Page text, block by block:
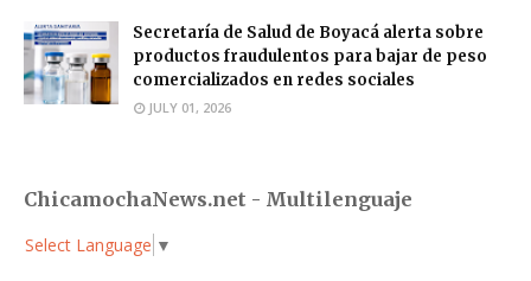
Secretaría de Salud de Boyacá alerta sobre
productos fraudulentos para bajar de peso
comercializados en redes sociales
JULY 01, 2026
ChicamochaNews.net - Multilenguaje
Select Language ▼